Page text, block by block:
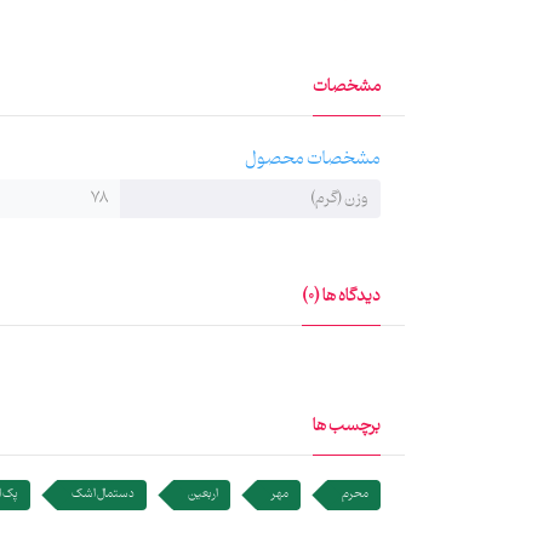
مشخصات
مشخصات محصول
وزن (گرم) 78
دیدگاه ها (0)
برچسب ها
محرم مهر اربعین دستمال اشک